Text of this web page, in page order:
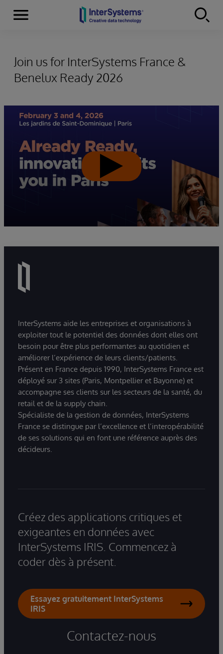
Skip to content
Menu
Join us for InterSystems France &
Benelux Ready 2026
InterSystems aide les entreprises et organisations à
exploiter tout le potentiel des données dont elles ont
besoin pour être plus performantes au quotidien et
améliorer l’expérience de leurs clients/patients.
Présent en France depuis 1990, InterSystems France est
déployé sur 3 sites (Paris, Montpellier et Bayonne) et
accompagne ses clients sur les secteurs de la santé, du
retail et de la supply chain.
Spécialiste de la gestion de données, InterSystems
France se distingue par l’excellence et l’interopérabilité
de ses solutions qui en font une référence auprès des
décideurs.
Créez des applications critiques et
exigeantes en données avec
InterSystems IRIS. Commencez à
coder dès à présent.
Essayez gratuitement InterSystems
IRIS
Contactez-nous